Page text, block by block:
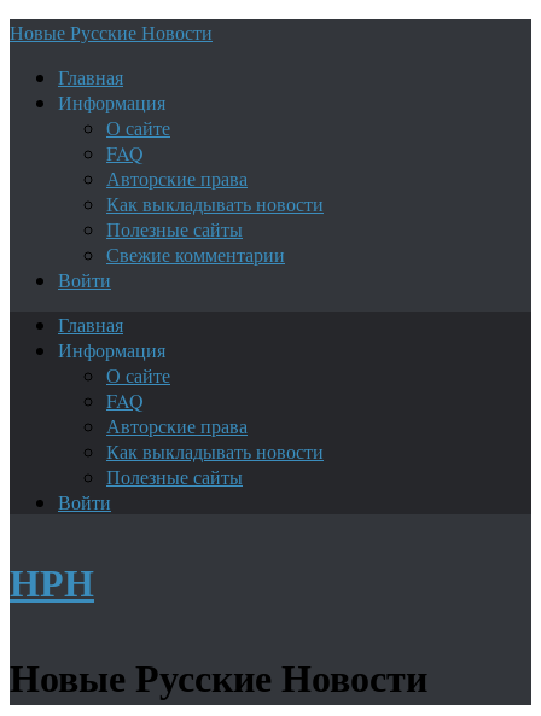
Новые Русские Новости
Главная
Информация
О сайте
FAQ
Авторские права
Как выкладывать новости
Полезные сайты
Свежие комментарии
Войти
Главная
Информация
О сайте
FAQ
Авторские права
Как выкладывать новости
Полезные сайты
Войти
НРН
Новые Русские Новости